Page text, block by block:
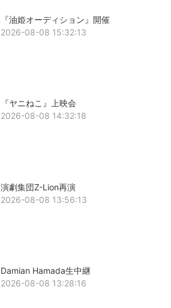
『油姫オーディション』開催
2026-08-08 15:32:13
『ヤニねこ』上映会
2026-08-08 14:32:18
演劇集団Z-Lion再演
2026-08-08 13:56:13
Damian Hamada生中継
2026-08-08 13:28:16